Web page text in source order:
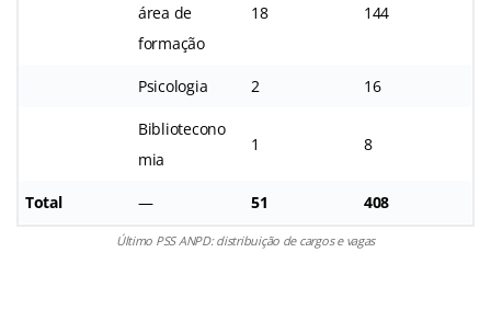
área de
formação
18 144
Psicologia 2 16
Bibliotecono
mia
1 8
Total — 51 408
Último PSS ANPD: distribuição de cargos e vagas